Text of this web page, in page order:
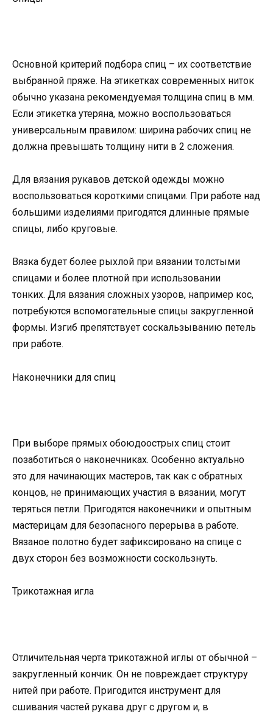
Основной критерий подбора спиц – их соответствие
выбранной пряже. На этикетках современных ниток
обычно указана рекомендуемая толщина спиц в мм.
Если этикетка утеряна, можно воспользоваться
универсальным правилом: ширина рабочих спиц не
должна превышать толщину нити в 2 сложения.
Для вязания рукавов детской одежды можно
воспользоваться короткими спицами. При работе над
большими изделиями пригодятся длинные прямые
спицы, либо круговые.
Вязка будет более рыхлой при вязании толстыми
спицами и более плотной при использовании
тонких. Для вязания сложных узоров, например кос,
потребуются вспомогательные спицы закругленной
формы. Изгиб препятствует соскальзыванию петель
при работе.
Наконечники для спиц
При выборе прямых обоюдоострых спиц стоит
позаботиться о наконечниках. Особенно актуально
это для начинающих мастеров, так как с обратных
концов, не принимающих участия в вязании, могут
теряться петли. Пригодятся наконечники и опытным
мастерицам для безопасного перерыва в работе.
Вязаное полотно будет зафиксировано на спице с
двух сторон без возможности соскользнуть.
Трикотажная игла
Отличительная черта трикотажной иглы от обычной –
закругленный кончик. Он не повреждает структуру
нитей при работе. Пригодится инструмент для
сшивания частей рукава друг с другом и, в